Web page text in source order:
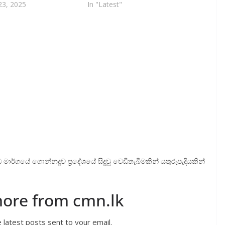
2025
In "Latest"
ගොන්නදූව ප්‍රදේශයේ සිදුවු වෙඩිතැබීමකින් යතුරුපැදියකින්
from cmn.lk
latest posts sent to your email.